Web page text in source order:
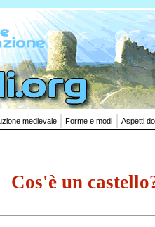
medievale Forme e modi Aspetti
Cos'è un